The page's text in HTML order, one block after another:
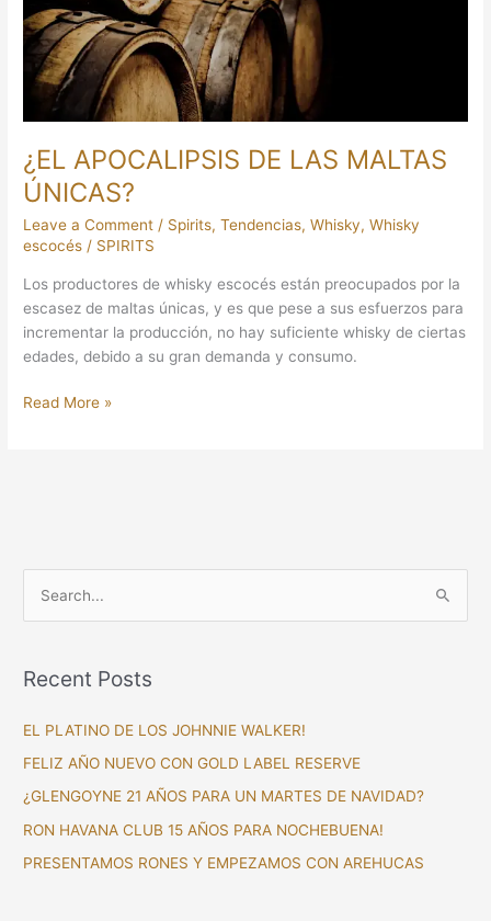
¿EL APOCALIPSIS DE LAS MALTAS
ÚNICAS?
Leave a Comment / Spirits,Tendencias,Whisky,Whisky
escocés / SPIRITS
Los productores de whisky escocés están preocupados por la
escasez de maltas únicas, y es que pese a sus esfuerzos para
incrementar la producción, no hay suficiente whisky de ciertas
edades, debido a su gran demanda y consumo.
ÚNICAS?
Read More »
r
o
r
:
Recent Posts
EL PLATINO DE LOS JOHNNIE WALKER!
FELIZ AÑO NUEVO CON GOLD LABEL RESERVE
¿GLENGOYNE 21 AÑOS PARA UN MARTES DE NAVIDAD?
RON HAVANA CLUB 15 AÑOS PARA NOCHEBUENA!
PRESENTAMOS RONES Y EMPEZAMOS CON AREHUCAS